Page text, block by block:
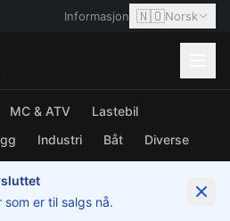
Informasjon 🇳🇴Norsk
MC & ATV
Lastebil
Industri Båt Diverse
er til salgs nå.